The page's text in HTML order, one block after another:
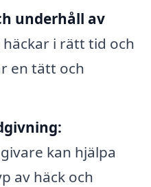
underhåll av
i rätt tid och
en tätt och
kan hjälpa
av häck och